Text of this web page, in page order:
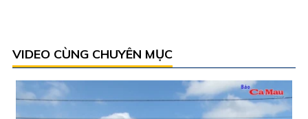
VIDEO CÙNG CHUYÊN MỤC